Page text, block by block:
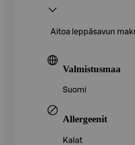
Aitoa leppäsavun
Valmistusmaa
Suomi
Allergeenit
Kalat